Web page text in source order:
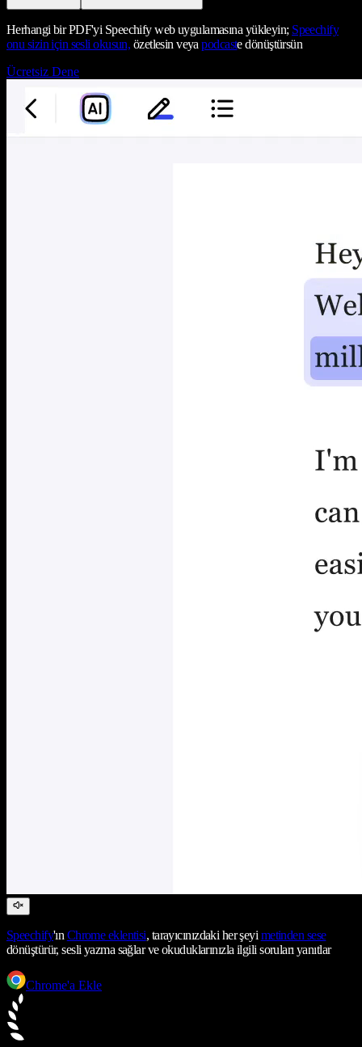
Herhangi bir PDF'yi Speechify web uygulamasına yükleyin; Speechify
onu sizin için sesli okusun, özetlesin veyapodcaste dönüştürsün
Ücretsiz Dene
Speechify'ın Chrome eklentisi, tarayıcınızdaki her şeyi metinden sese
dönüştürür, sesli yazma sağlar ve okuduklarınızla ilgili soruları yanıtlar
Chrome'a Ekle